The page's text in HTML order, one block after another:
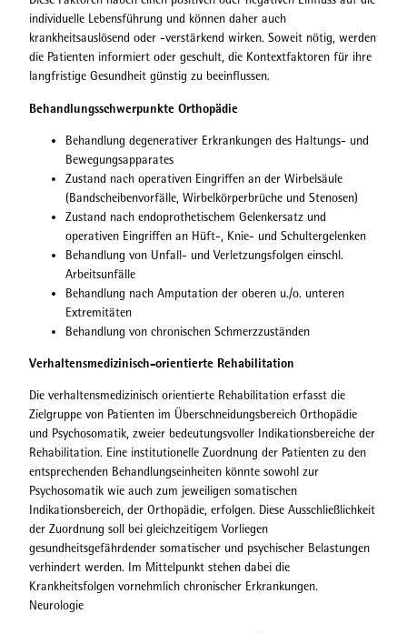
individuelle Lebensführung und können daher auch
krankheitsauslösend oder -verstärkend wirken. Soweit nötig, werden
die Patienten informiert oder geschult, die Kontextfaktoren für ihre
langfristige Gesundheit günstig zu beeinflussen.
Behandlungsschwerpunkte Orthopädie
Behandlung degenerativer Erkrankungen des Haltungs- und
Bewegungsapparates
Zustand nach operativen Eingriffen an der Wirbelsäule
(Bandscheibenvorfälle, Wirbelkörperbrüche und Stenosen)
Zustand nach endoprothetischem Gelenkersatz und
operativen Eingriffen an Hüft-, Knie- und Schultergelenken
Behandlung von Unfall- und Verletzungsfolgen einschl.
Arbeitsunfälle
Behandlung nach Amputation der oberen u./o. unteren
Extremitäten
Behandlung von chronischen Schmerzzuständen
Verhaltensmedizinisch-orientierte Rehabilitation
Die verhaltensmedizinisch orientierte Rehabilitation erfasst die
Zielgruppe von Patienten im Überschneidungsbereich Orthopädie
und Psychosomatik, zweier bedeutungsvoller Indikationsbereiche der
Rehabilitation. Eine institutionelle Zuordnung der Patienten zu den
entsprechenden Behandlungseinheiten könnte sowohl zur
Psychosomatik wie auch zum jeweiligen somatischen
Indikationsbereich, der Orthopädie, erfolgen. Diese Ausschließlichkeit
der Zuordnung soll bei gleichzeitigem Vorliegen
gesundheitsgefährdender somatischer und psychischer Belastungen
verhindert werden. Im Mittelpunkt stehen dabei die
Krankheitsfolgen vornehmlich chronischer Erkrankungen.
Neurologie